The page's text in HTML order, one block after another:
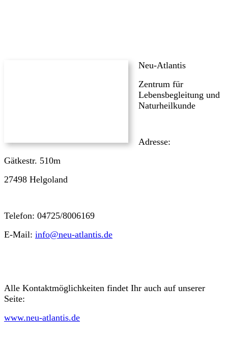
Neu-Atlantis
Zentrum für
Lebensbegleitung und
Naturheilkunde
Adresse:
Gätkestr. 510m
27498 Helgoland
Telefon: 04725/8006169
E-Mail: info@neu-atlantis.de
Alle Kontaktmöglichkeiten findet Ihr auch auf unserer
Seite:
www.neu-atlantis.de